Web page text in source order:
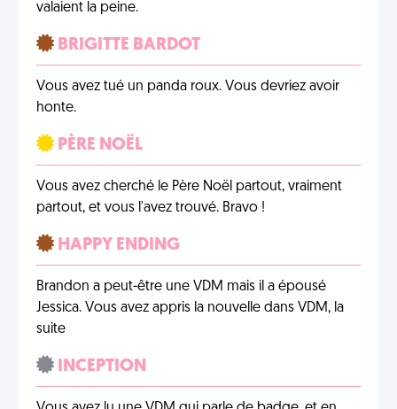
valaient la peine.
BRIGITTE BARDOT
Vous avez tué un panda roux. Vous devriez avoir
honte.
PÈRE NOËL
Vous avez cherché le Père Noël partout, vraiment
partout, et vous l'avez trouvé. Bravo !
HAPPY ENDING
Brandon a peut-être une VDM mais il a épousé
Jessica. Vous avez appris la nouvelle dans VDM, la
suite
INCEPTION